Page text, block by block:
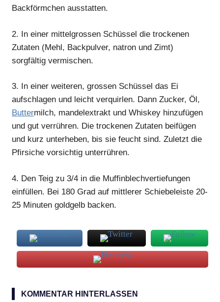
Backförmchen ausstatten.
2. In einer mittelgrossen Schüssel die trockenen
Zutaten (Mehl, Backpulver, natron und Zimt)
sorgfältig vermischen.
3. In einer weiteren, grossen Schüssel das Ei
aufschlagen und leicht verquirlen. Dann Zucker, Öl,
Buttermilch, mandelextrakt und Whiskey hinzufügen
und gut verrühren. Die trockenen Zutaten beifügen
und kurz unterheben, bis sie feucht sind. Zuletzt die
Pfirsiche vorsichtig unterrühren.
4. Den Teig zu 3/4 in die Muffinblechvertiefungen
einfüllen. Bei 180 Grad auf mittlerer Schiebeleiste 20-
25 Minuten goldgelb backen.
Pfirsiche
KOMMENTAR HINTERLASSEN